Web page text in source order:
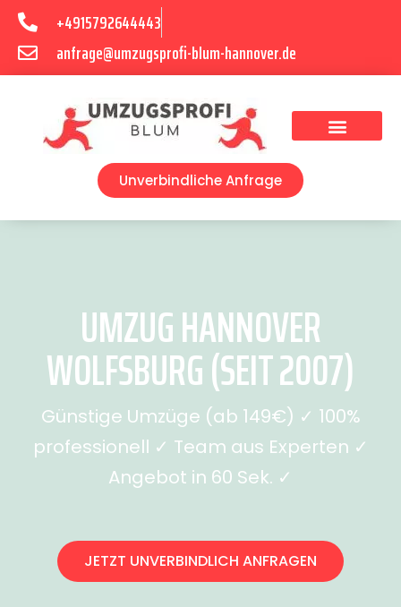
+4915792644443
anfrage@umzugsprofi-blum-hannover.de
Unverbindliche Anfrage
UMZUG HANNOVER
WOLFSBURG (SEIT 2007)
Günstige Umzüge (ab 149€) ✓ 100%
professionell ✓ Team aus Experten ✓
Angebot in 60 Sek. ✓
JETZT UNVERBINDLICH ANFRAGEN